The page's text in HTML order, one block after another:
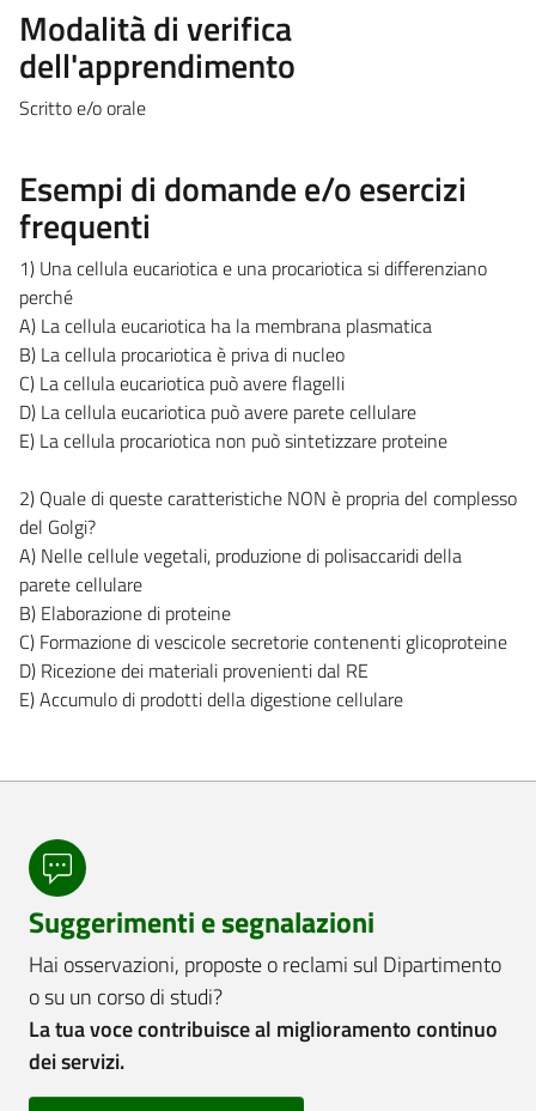
Modalità di verifica
dell'apprendimento
Scritto e/o orale
Esempi di domande e/o esercizi
frequenti
1) Una cellula eucariotica e una procariotica si differenziano
perché
A) La cellula eucariotica ha la membrana plasmatica
B) La cellula procariotica è priva di nucleo
C) La cellula eucariotica può avere flagelli
D) La cellula eucariotica può avere parete cellulare
E) La cellula procariotica non può sintetizzare proteine
2) Quale di queste caratteristiche NON è propria del complesso
del Golgi?
A) Nelle cellule vegetali, produzione di polisaccaridi della
parete cellulare
B) Elaborazione di proteine
C) Formazione di vescicole secretorie contenenti glicoproteine
D) Ricezione dei materiali provenienti dal RE
E) Accumulo di prodotti della digestione cellulare
Suggerimenti e segnalazioni
Hai osservazioni, proposte o reclami sul Dipartimento
o su un corso di studi?
La tua voce contribuisce al miglioramento continuo
dei servizi.